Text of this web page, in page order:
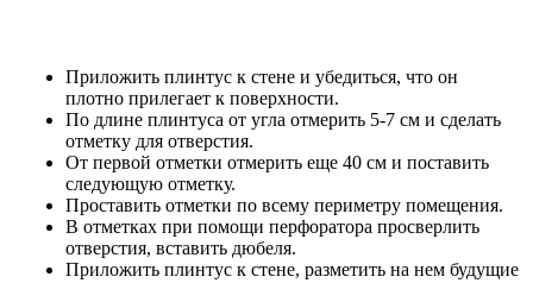
Приложить плинтус к стене и убедиться, что он
плотно прилегает к поверхности.
По длине плинтуса от угла отмерить 5-7 см и сделать
отметку для отверстия.
От первой отметки отмерить еще 40 см и поставить
следующую отметку.
Проставить отметки по всему периметру помещения.
В отметках при помощи перфоратора просверлить
отверстия, вставить дюбеля.
Приложить плинтус к стене, разметить на нем будущие